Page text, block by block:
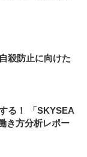
殺防止に向けた
る！ 「SKYSEA
き方分析レポー